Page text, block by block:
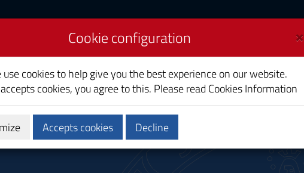
and Sciences
Calendars and Timetable
×
Cookie configuration
use cookies to help give you the best experience on our website.
cookies, you agree to this. Please read Cookies Information
Accepts cookies Decline